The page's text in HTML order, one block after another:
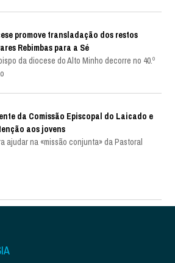
promove transladação dos restos
Rebimbas para a Sé
da diocese do Alto Minho decorre no 40.º
da Comissão Episcopal do Laicado e
aos jovens
ajudar na «missão conjunta» da Pastoral